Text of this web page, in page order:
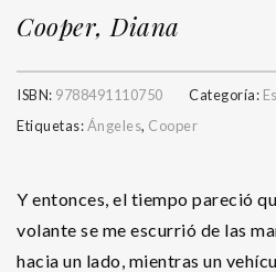
Cooper, Diana
ISBN: 9788491110750 Categoría:
Etiquetas:Ángeles, Cooper
Y entonces, el tiempo pareció
volante se me escurrió de las
hacia un lado, mientras un